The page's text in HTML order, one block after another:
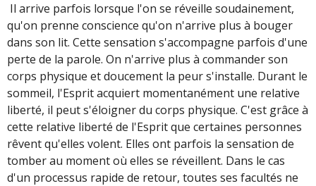
Il arrive parfois lorsque l'on se réveille soudainement,
qu'on prenne conscience qu'on n'arrive plus à bouger
dans son lit. Cette sensation s'accompagne parfois d'une
perte de la parole. On n'arrive plus à commander son
corps physique et doucement la peur s'installe. Durant le
sommeil, l'Esprit acquiert momentanément une relative
liberté, il peut s'éloigner du corps physique. C'est grâce à
cette relative liberté de l'Esprit que certaines personnes
rêvent qu'elles volent. Elles ont parfois la sensation de
tomber au moment où elles se réveillent. Dans le cas
d'un processus rapide de retour, toutes ses facultés ne